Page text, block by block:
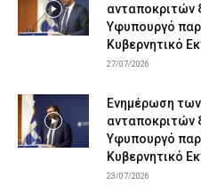
ανταποκριτών
Υφυπουργό
Κυβερνητικό
27/07/2026
Ενημέρωση
ανταποκριτών
Υφυπουργό
Κυβερνητικό
23/07/2026